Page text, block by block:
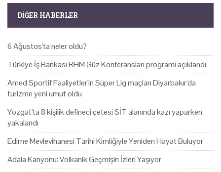
DIĞER HABERLER
6 Ağustos'ta neler oldu?
Türkiye İş Bankası RHM Güz Konferansları programı açıklandı
Amed Sportif Faaliyetler'in Süper Lig maçları Diyarbakır'da
turizme yeni umut oldu
Yozgat'ta 8 kişilik defineci çetesi SİT alanında kazı yaparken
yakalandı
Edirne Mevlevihanesi Tarihi Kimliğiyle Yeniden Hayat Buluyor
Adala Kanyonu: Volkanik Geçmişin İzleri Yaşıyor